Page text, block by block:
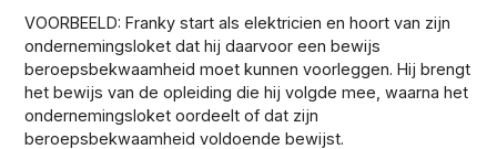
VOORBEELD: Franky start als elektricien en hoort van zijn
ondernemingsloket dat hij daarvoor een bewijs
beroepsbekwaamheid moet kunnen voorleggen. Hij brengt
het bewijs van de opleiding die hij volgde mee, waarna het
ondernemingsloket oordeelt of dat zijn
beroepsbekwaamheid voldoende bewijst.